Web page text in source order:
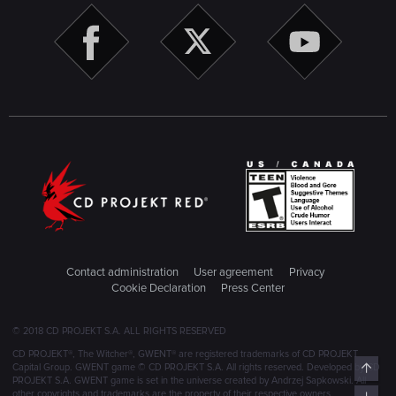
Contact administration User agreement
Privacy
Cookie Declaration
Press Center
© 2018 CD PROJEKT S.A. ALL RIGHTS RESERVED
CD PROJEKT®, The Witcher®, GWENT® are registered trademarks of CD PROJEKT
Capital Group. GWENT game © CD PROJEKT S.A. All rights reserved. Developed by CD
PROJEKT S.A. GWENT game is set in the universe created by Andrzej Sapkowski. All
Top